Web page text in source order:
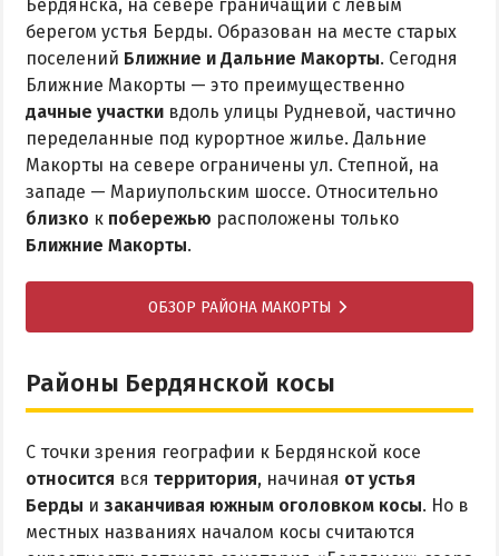
Бердянска, на севере граничащий с левым
берегом устья Берды. Образован на месте старых
поселений Ближние и Дальние Макорты. Сегодня
Ближние Макорты — это преимущественно
дачные участки вдоль улицы Рудневой, частично
переделанные под курортное жилье. Дальние
Макорты на севере ограничены ул. Степной, на
западе — Мариупольским шоссе. Относительно
близко к побережью расположены только
Ближние Макорты.
ОБЗОР РАЙОНА МАКОРТЫ
Районы Бердянской косы
С точки зрения географии к Бердянской косе
относится вся территория, начиная от устья
Берды и заканчивая южным оголовком косы. Но в
местных названиях началом косы считаются